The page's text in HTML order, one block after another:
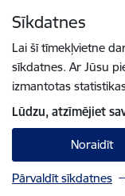
Sīkdatnes
Lai šī tīmekļvietne
sīkdatnes. Ar Jūsu
izmantotas
Lūdzu, atzīmējiet
Noraidīt
Pārvaldīt sīkdatnes